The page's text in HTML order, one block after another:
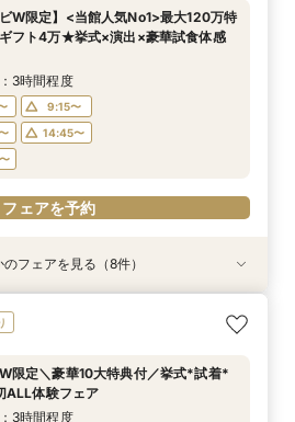
12:00〜
フェアを予約
13:00〜
フェアを予約
12:00〜
フェアを予約
12:00〜
フェアを予約
ビW限定】<当館人気No1>最大120万特
フト4万★挙式×演出×豪華試食体感
3時間程度
9:15〜
14:45〜
フェアを予約
式場見学＞心躍る花嫁の第一歩♪ゆっ
見学会
9:15〜
14:45〜
マタニティ婚＆パパママキッズ婚に◎
談会*
9:15〜
14:45〜
の方◎】シェフ渾身コース試食＆おも
特典
9:15〜
14:45〜
ックフェア】会場見学＆相談会*初見
9:15〜
14:45〜
】大切な”ペット”と過ごす挙式＆披露
9:15〜
14:45〜
◎オンライン相談会】スマホで簡単！
付き
9:15〜
14:45〜
食プラン】貸切邸宅で叶える少人数ウ
相談会
9:15〜
14:30〜
ン指名可】テーマ設定で叶える充実の
ェア
9:15〜
14:45〜
フェアを見る（8件）
限定＼豪華10大特典付／挙式*試着*
ALL体験フェア
3時間程度